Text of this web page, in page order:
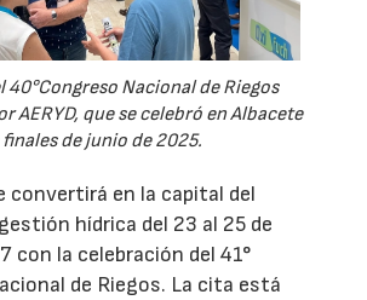
40°Congreso Nacional de Riegos
AERYD, que se celebró en Albacete
finales de junio de 2025.
convertirá en la capital del
hídrica del 23 al 25 de
con la celebración del 41°
de Riegos. La cita está